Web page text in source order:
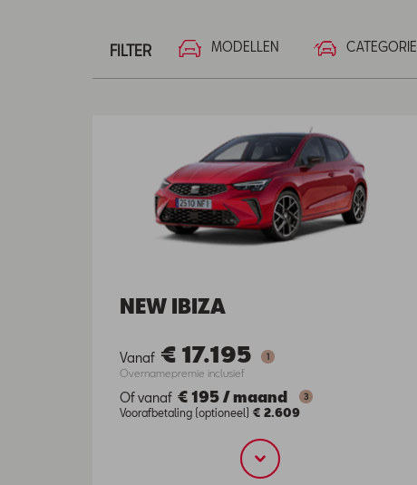
FILTER MODELLEN CATEGORIE
NEW IBIZA
Vanaf € 17.195 1
Overnamepremie inclusief
Of vanaf € 195 /maand 3
Voorafbetaling (optioneel) € 2.609